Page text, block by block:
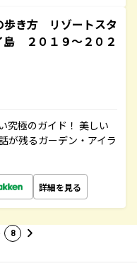
き方 リゾートスタ
２０１９～２０２
究極のガイド！ 美しい
が残るガーデン・アイラ
詳細を見る
8